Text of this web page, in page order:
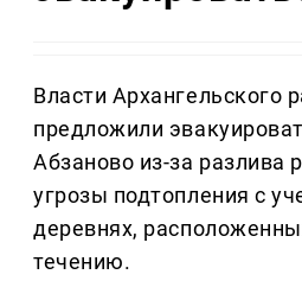
Власти Архангельского
предложили
Абзаново из-за разлива
угрозы подтопления с
деревнях,
течению.